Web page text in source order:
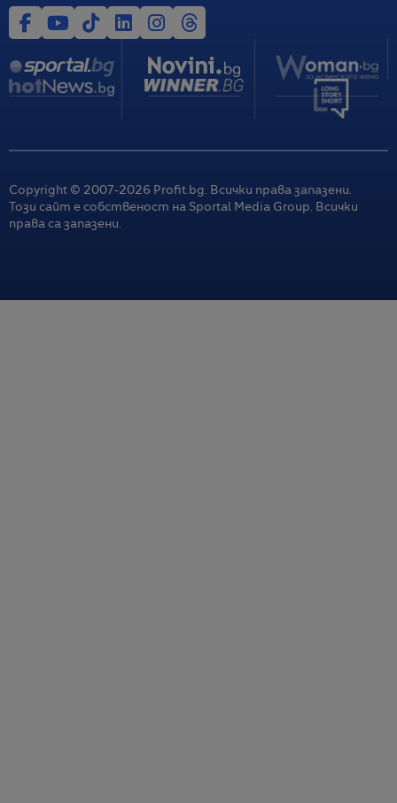
Copyright © 2007-2026 Profit.bg. Всички права запазени.
Този сайт е собственост на Sportal Media Group. Всички
права са запазени.